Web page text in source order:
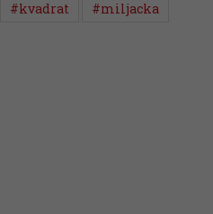
#kvadrat
#miljacka